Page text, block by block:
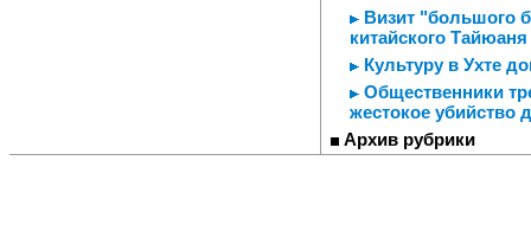
Визит "большого
китайского Тайюаня
Культуру в Ухте
Общественники
жестокое убийство
Архив рубрики